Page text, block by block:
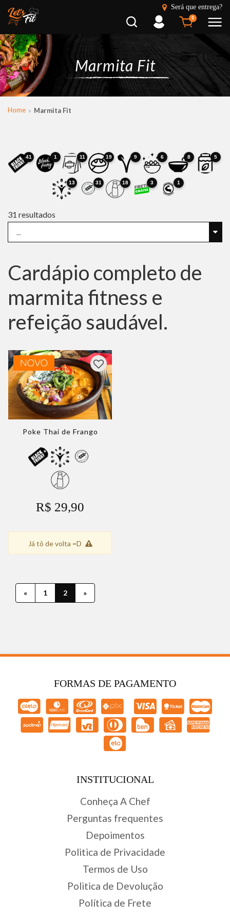
Será que entrega?
Busca Entrar 0
Marmita Fit
Home Marmita Fit
41 1 11 19 9 6 8 5
13 31 18 3 1
31 resultados
Cardápio completo de
marmita fitness e
refeição saudável.
Poke Thai de Frango
R$ 29,90
Já tô de volta =D
« 1 2 »
FORMAS DE PAGAMENTO
INSTITUCIONAL
Conheça A Chef
Perguntas frequentes
Depoimentos
Politica de Privacidade
Termos de Uso
Politica de Devolução
Política de Frete